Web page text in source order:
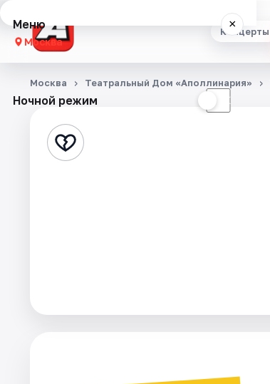
Концерты
Меню ×
Москва
Концерты
Стендап
Ночной режим ☾
Москва Театральный Дом «Аполлинария»